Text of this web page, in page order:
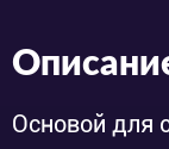
Основой для